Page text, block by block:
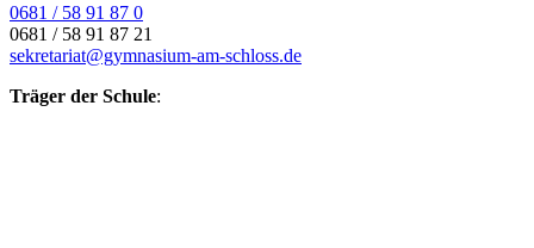
0681 / 58 91 87 0
0681 / 58 91 87 21
sekretariat@gymnasium-am-schloss.de
Träger der Schule: